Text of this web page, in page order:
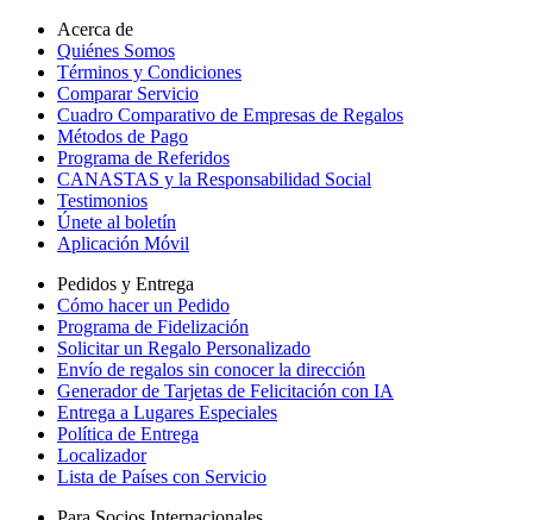
Acerca de
Quiénes Somos
Términos y Condiciones
Comparar Servicio
Cuadro Comparativo de Empresas de Regalos
Métodos de Pago
Programa de Referidos
CANASTAS y la Responsabilidad Social
Testimonios
Únete al boletín
Aplicación Móvil
Pedidos y Entrega
Cómo hacer un Pedido
Programa de Fidelización
Solicitar un Regalo Personalizado
Envío de regalos sin conocer la dirección
Generador de Tarjetas de Felicitación con IA
Entrega a Lugares Especiales
Política de Entrega
Localizador
Lista de Países con Servicio